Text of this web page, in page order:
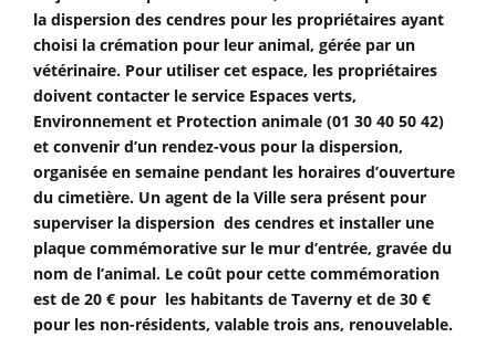
la dispersion des cendres pour les propriétaires ayant
choisi la crémation pour leur animal, gérée par un
vétérinaire. Pour utiliser cet espace, les propriétaires
doivent contacter le service Espaces verts,
Environnement et Protection animale (01 30 40 50 42)
et convenir d’un rendez-vous pour la dispersion,
organisée en semaine pendant les horaires d’ouverture
du cimetière. Un agent de la Ville sera présent pour
superviser la dispersion des cendres et installer une
plaque commémorative sur le mur d’entrée, gravée du
nom de l’animal. Le coût pour cette commémoration
est de 20 € pour les habitants de Taverny et de 30 €
pour les non-résidents, valable trois ans, renouvelable.